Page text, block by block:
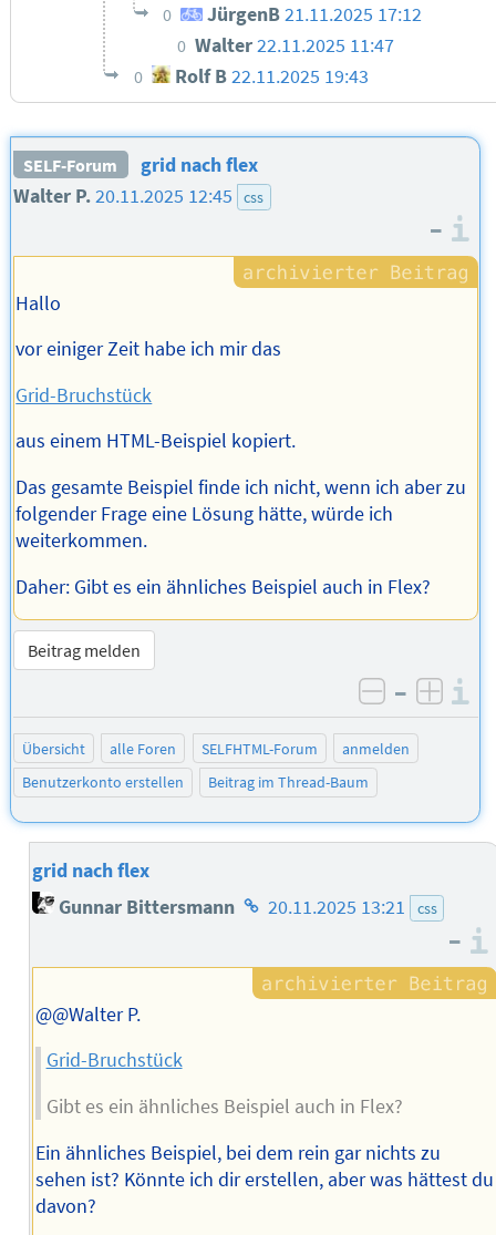
0 JürgenB21.11.2025 17:12
0 Walter22.11.2025 11:47
0 Rolf B22.11.2025 19:43
SELF-Forum
grid nach flex
Walter P.20.11.2025 12:45 css
–
Hallo
vor einiger Zeit habe ich mir das
Grid-Bruchstück
aus einem HTML-Beispiel kopiert.
Das gesamte Beispiel finde ich nicht, wenn ich aber zu
folgender Frage eine Lösung hätte, würde ich
weiterkommen.
Daher: Gibt es ein ähnliches Beispiel auch in Flex?
Beitrag melden
negativ
–
Übersicht alle Foren SELFHTML-Forum
anmelden
Benutzerkonto erstellen
Beitrag im Thread-Baum
grid nach flex
Gunnar Bittersmann Homepage
Autors
20.11.2025 13:21 css
–
@@Walter P.
Grid-Bruchstück
Gibt es ein ähnliches Beispiel auch in Flex?
Ein ähnliches Beispiel, bei dem rein gar nichts zu
sehen ist? Könnte ich dir erstellen, aber was hättest du
davon?